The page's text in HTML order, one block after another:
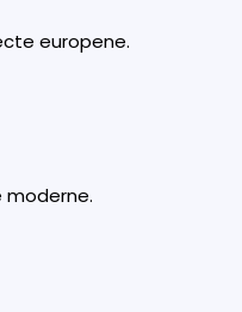
europene.